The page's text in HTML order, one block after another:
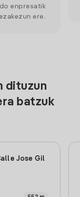
enpresatik
ere.
dituzun
batzuk
Jose Gil